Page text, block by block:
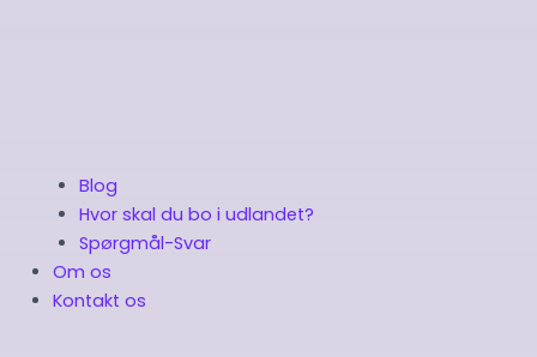
Blog
Hvor skal du bo i udlandet?
Spørgmål-Svar
Om os
Kontakt os